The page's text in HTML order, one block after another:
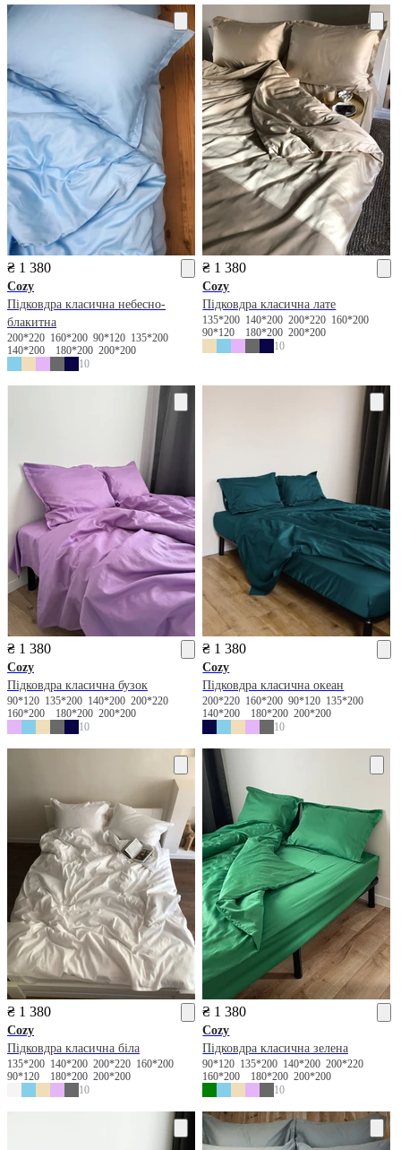
₴ 1 380
Cozy
Підковдра класична небесно-
блакитна
200*220 160*200 90*120 135*200
140*200
180*200 200*200
10
₴ 1 380
Cozy
Підковдра класична лате
135*200 140*200200*220 160*200
90*120
180*200200*200
10
₴ 1 380
Cozy
Підковдра класична бузок
90*120 135*200 140*200 200*220
160*200
180*200 200*200
10
₴ 1 380
Cozy
Підковдра класична океан
200*220 160*20090*120 135*200
140*200
180*200200*200
10
₴ 1 380
Cozy
Підковдра класична біла
135*200 140*200 200*220 160*200
90*120
180*200 200*200
10
₴ 1 380
Cozy
Підковдра класична зелена
90*120 135*200 140*200200*220
160*200
180*200200*200
10